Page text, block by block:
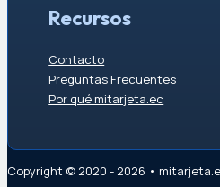
Recursos
Contacto
Preguntas Frecuentes
Por qué mitarjeta.ec
Copyright © 2020 - 2026 •